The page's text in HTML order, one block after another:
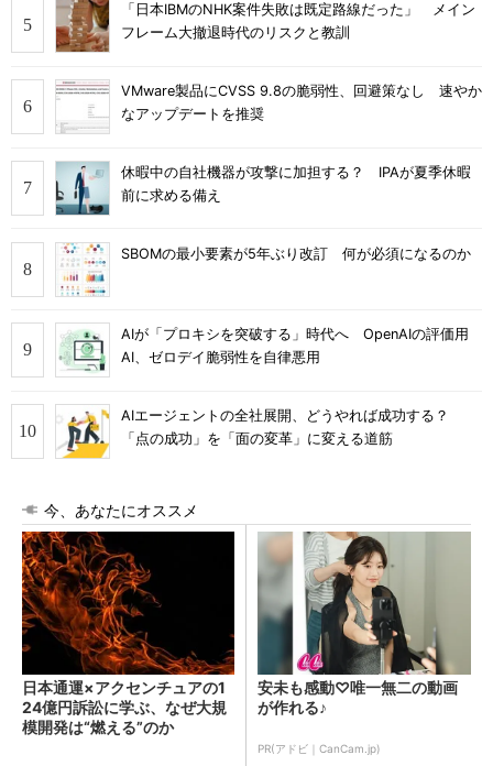
「日本IBMのNHK案件失敗は既定路線だった」 メイン
フレーム大撤退時代のリスクと教訓
VMware製品にCVSS 9.8の脆弱性、回避策なし 速やか
なアップデートを推奨
休暇中の自社機器が攻撃に加担する？ IPAが夏季休暇
前に求める備え
SBOMの最小要素が5年ぶり改訂 何が必須になるのか
AIが「プロキシを突破する」時代へ OpenAIの評価用
AI、ゼロデイ脆弱性を自律悪用
AIエージェントの全社展開、どうやれば成功する？
「点の成功」を「面の変革」に変える道筋
今、あなたにオススメ
日本通運×アクセンチュアの1
24億円訴訟に学ぶ、なぜ大規
模開発は“燃える”のか
安未も感動♡唯一無二の動画
が作れる♪
PR(アドビ｜CanCam.jp)